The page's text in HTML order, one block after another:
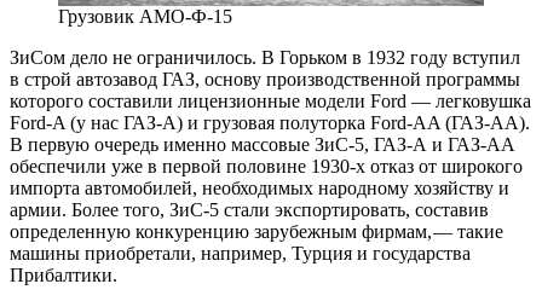
Грузовик АМО-Ф‑15
ЗиСом дело не ограничилось. В Горьком в 1932 году вступил
в строй автозавод ГАЗ, основу производственной программы
которого составили лицензионные модели Ford — ​легковушка
Ford-A (у нас ГАЗ-А) и грузовая полуторка Ford-AA (ГАЗ-АА).
В первую очередь именно массовые ЗиС‑5, ГАЗ-А и ГАЗ-АА
обеспечили уже в первой половине 1930‑х отказ от широкого
импорта автомобилей, необходимых народному хозяйству и
армии. Более того, ЗиС‑5 стали экспортировать, составив
определенную конкуренцию зарубежным фирмам, — ​такие
машины приобретали, например, Турция и государства
Прибалтики.